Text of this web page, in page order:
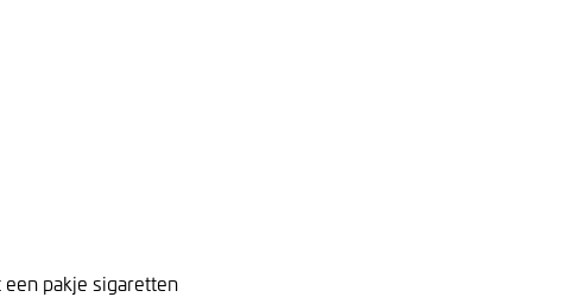
pakje sigaretten